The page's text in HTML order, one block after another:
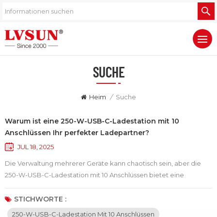
SUCHE
Heim / Suche
Warum ist eine 250-W-USB-C-Ladestation mit 10
Anschlüssen Ihr perfekter Ladepartner?
JUL 18, 2025
Die Verwaltung mehrerer Geräte kann chaotisch sein, aber die
250-W-USB-C-Ladestation mit 10 Anschlüssen bietet eine
elegante und effiziente Lösung. Mit 10 USB-C-Anschlüssen
können bis zu zehn Smartphones oder Tablets gleichzeitig
geladen werden. Damit eignet es sich perfekt für den Einsatz in
STICHWORTE :
250-W-USB-C-Ladestation Mit 10 Anschlüssen